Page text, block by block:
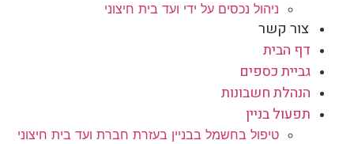
ניהול נכסים על ידי ועד בית חיצוני
צור קשר
דף הבית
גביית כספים
הנהלת חשבונות
תפעול בניין
טיפול בחשמל בבניין בעזרת חברת ועד בית חיצוני